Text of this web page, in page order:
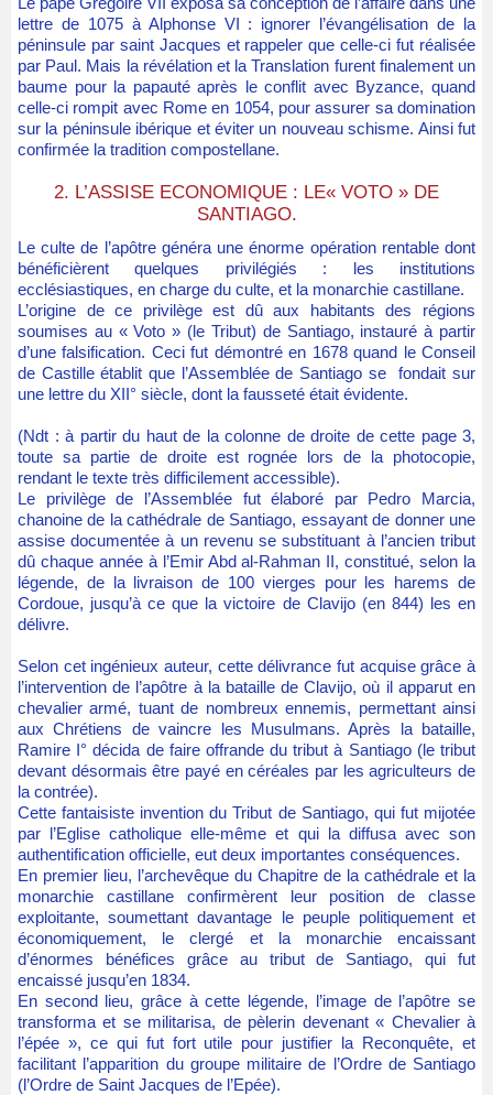
lettre de 1075 à Alphonse VI : ignorer l’évangélisation de la
péninsule par saint Jacques et rappeler que celle-ci fut réalisée
par Paul. Mais la révélation et la Translation furent finalement un
baume pour la papauté après le conflit avec Byzance, quand
celle-ci rompit avec Rome en 1054, pour assurer sa domination
sur la péninsule ibérique et éviter un nouveau schisme. Ainsi fut
confirmée la tradition compostellane.
2. L’ASSISE ECONOMIQUE : LE« VOTO » DE
SANTIAGO.
Le culte de l’apôtre généra une énorme opération rentable dont
bénéficièrent quelques privilégiés : les institutions
ecclésiastiques, en charge du culte, et la monarchie castillane.
L’origine de ce privilège est dû aux habitants des régions
soumises au « Voto » (le Tribut) de Santiago, instauré à partir
d’une falsification. Ceci fut démontré en 1678 quand le Conseil
de Castille établit que l’Assemblée de Santiago se fondait sur
une lettre du XII° siècle, dont la fausseté était évidente.
(Ndt : à partir du haut de la colonne de droite de cette page 3,
toute sa partie de droite est rognée lors de la photocopie,
rendant le texte très difficilement accessible).
Le privilège de l’Assemblée fut élaboré par Pedro Marcia,
chanoine de la cathédrale de Santiago, essayant de donner une
assise documentée à un revenu se substituant à l’ancien tribut
dû chaque année à l’Emir Abd al-Rahman II, constitué, selon la
légende, de la livraison de 100 vierges pour les harems de
Cordoue, jusqu’à ce que la victoire de Clavijo (en 844) les en
délivre.
Selon cet ingénieux auteur, cette délivrance fut acquise grâce à
l’intervention de l’apôtre à la bataille de Clavijo, où il apparut en
chevalier armé, tuant de nombreux ennemis, permettant ainsi
aux Chrétiens de vaincre les Musulmans. Après la bataille,
Ramire I° décida de faire offrande du tribut à Santiago (le tribut
devant désormais être payé en céréales par les agriculteurs de
la contrée).
Cette fantaisiste invention du Tribut de Santiago, qui fut mijotée
par l’Eglise catholique elle-même et qui la diffusa avec son
authentification officielle, eut deux importantes conséquences.
En premier lieu, l’archevêque du Chapitre de la cathédrale et la
monarchie castillane confirmèrent leur position de classe
exploitante, soumettant davantage le peuple politiquement et
économiquement, le clergé et la monarchie encaissant
d’énormes bénéfices grâce au tribut de Santiago, qui fut
encaissé jusqu’en 1834.
En second lieu, grâce à cette légende, l’image de l’apôtre se
transforma et se militarisa, de pèlerin devenant « Chevalier à
l’épée », ce qui fut fort utile pour justifier la Reconquête, et
facilitant l’apparition du groupe militaire de l’Ordre de Santiago
(l’Ordre de Saint Jacques de l’Epée).